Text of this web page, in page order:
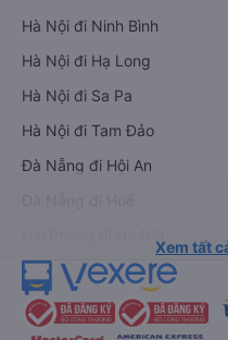
Hà Nội đi Ninh Bình
Hà Nội đi Hạ Long
Hà Nội đi Sa Pa
Hà Nội đi Tam Đảo
Đà Nẵng đi Hội An
Xem tất